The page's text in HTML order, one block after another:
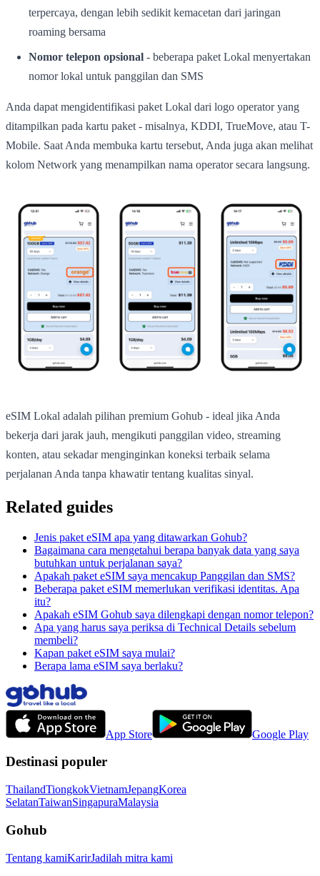
terpercaya, dengan lebih sedikit kemacetan dari jaringan
roaming bersama
Nomor telepon opsional - beberapa paket Lokal menyertakan
nomor lokal untuk panggilan dan SMS
Anda dapat mengidentifikasi paket Lokal dari logo operator yang
ditampilkan pada kartu paket - misalnya, KDDI, TrueMove, atau T-
Mobile. Saat Anda membuka kartu tersebut, Anda juga akan melihat
kolom Network yang menampilkan nama operator secara langsung.
eSIM Lokal adalah pilihan premium Gohub - ideal jika Anda
bekerja dari jarak jauh, mengikuti panggilan video, streaming
konten, atau sekadar menginginkan koneksi terbaik selama
perjalanan Anda tanpa khawatir tentang kualitas sinyal.
Related guides
Jenis paket eSIM apa yang ditawarkan Gohub?
Bagaimana cara mengetahui berapa banyak data yang saya
butuhkan untuk perjalanan saya?
Apakah paket eSIM saya mencakup Panggilan dan SMS?
Beberapa paket eSIM memerlukan verifikasi identitas. Apa
itu?
Apakah eSIM Gohub saya dilengkapi dengan nomor telepon?
Apa yang harus saya periksa di Technical Details sebelum
membeli?
Kapan paket eSIM saya mulai?
Berapa lama eSIM saya berlaku?
App Store Google Play
Destinasi populer
ThailandTiongkokVietnamJepangKorea
SelatanTaiwanSingapuraMalaysia
Gohub
Tentang kamiKarirJadilah mitra kami